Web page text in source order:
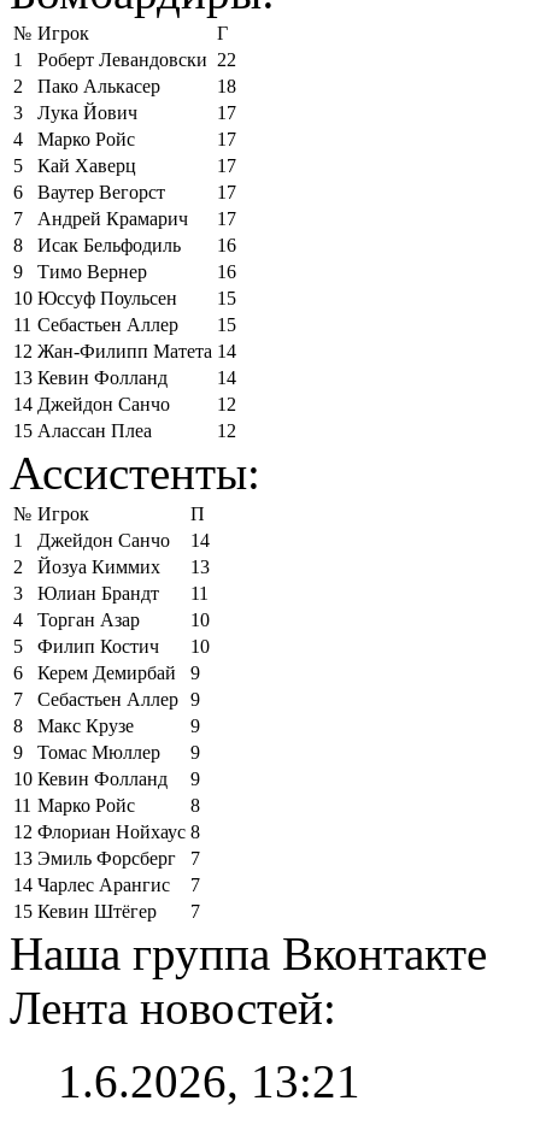
№ Игрок
Г
1
Роберт Левандовски 22
2
Пако Алькасер
18
3
Лука Йович
17
4
Марко Ройс
17
5
Кай Хаверц
17
6
Ваутер Вегорст
17
7
Андрей Крамарич
17
8
Исак Бельфодиль
16
9
Тимо Вернер
16
10 Юссуф Поульсен
15
11 Себастьен Аллер
15
12 Жан-Филипп Матета 14
13 Кевин Фолланд
14
14 Джейдон Санчо
12
15 Алассан Плеа 12
Ассистенты:
№ Игрок
П
1
Джейдон Санчо
14
2
Йозуа Киммих
13
3
Юлиан Брандт
11
4
Торган Азар
10
5
Филип Костич
10
6
Керем Демирбай
9
7
Себастьен Аллер 9
8
Макс Крузе
9
9
Томас Мюллер
9
10 Кевин Фолланд
9
11 Марко Ройс
8
12 Флориан Нойхаус 8
13 Эмиль Форсберг
7
14 Чарлес Арангис
7
15 Кевин Штёгер 7
Наша группа Вконтакте
Лента новостей:
1.6.2026, 13:21